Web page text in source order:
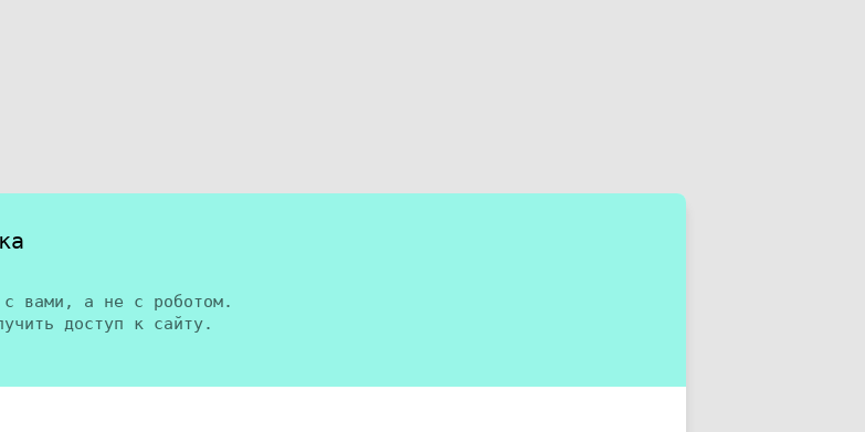
с вами, а не с роботом.
доступ к сайту.